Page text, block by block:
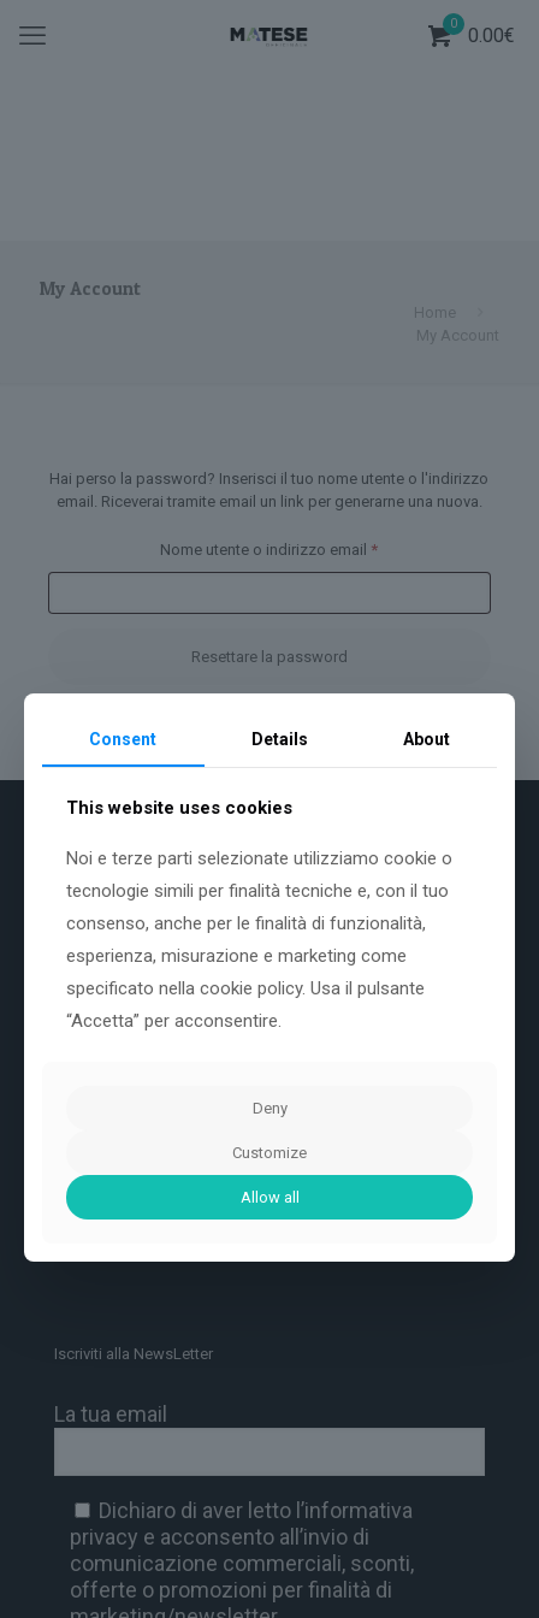
0
0.00€
My Account
Home
My Account
Hai perso la password? Inserisci il tuo nome utente o l'indirizzo
email. Riceverai tramite email un link per generarne una nuova.
Nome utente o indirizzo email *Richiesto
Resettare la password
Cerca
Cerca
Condizioni Generali – Matese Officinale
Spedizione e Consegna
Informativa estesa sull’uso dei cookie.
Iscriviti alla NewsLetter
La tua email
Dichiaro di aver letto l’informativa
privacy e acconsento all’invio di
comunicazione commerciali, sconti,
offerte o promozioni per finalità di
Consent Details About
This website uses cookies
Noi e terze parti selezionate utilizziamo cookie o
tecnologie simili per finalità tecniche e, con il tuo
consenso, anche per le finalità di funzionalità,
esperienza, misurazione e marketing come
specificato nella cookie policy. Usa il pulsante
“Accetta” per acconsentire.
Deny
Customize
Allow all